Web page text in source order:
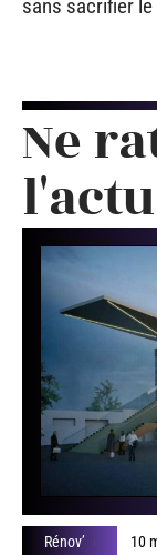
sans sacrifier
Ne
l'actu
Rénov’ 10